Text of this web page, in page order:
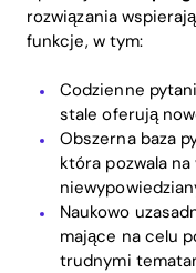
rozwiązania
funkcje, w tym:
Codzienne
stale oferują
Obszerna baza
która pozwala
Naukowo
mające na celu
trudnymi